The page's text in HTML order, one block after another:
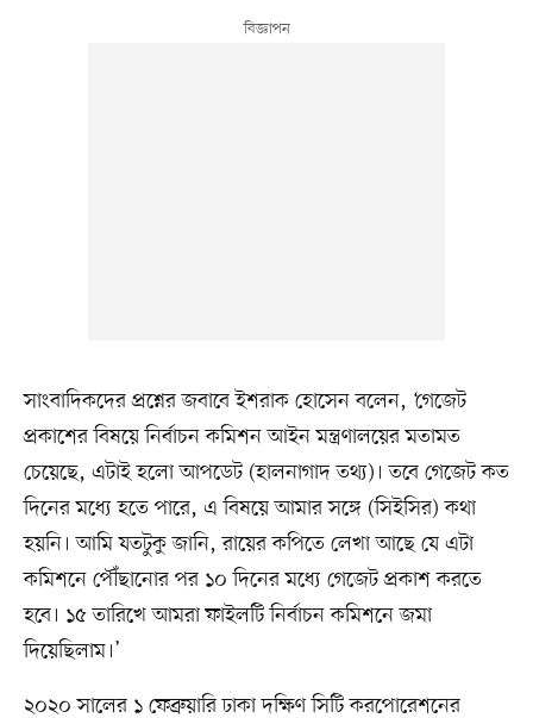
সাংবাদিকদের প্রশ্নের জবাবে ইশরাক হোসেন বলেন, ‘গেজেট
প্রকাশের বিষয়ে নির্বাচন কমিশন আইন মন্ত্রণালয়ের মতামত
চেয়েছে, এটাই হলো আপডেট (হালনাগাদ তথ্য)। তবে গেজেট কত
দিনের মধ্যে হতে পারে, এ বিষয়ে আমার সঙ্গে (সিইসির) কথা
হয়নি। আমি যতটুকু জানি, রায়ের কপিতে লেখা আছে যে এটা
কমিশনে পৌঁছানোর পর ১০ দিনের মধ্যে গেজেট প্রকাশ করতে
হবে। ১৫ তারিখে আমরা ফাইলটি নির্বাচন কমিশনে জমা
দিয়েছিলাম।’
২০২০ সালের ১ ফেব্রুয়ারি ঢাকা দক্ষিণ সিটি করপোরেশনের